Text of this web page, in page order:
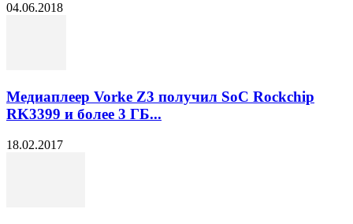
04.06.2018
Медиаплеер Vorke Z3 получил SoC Rockchip
RK3399 и более 3 ГБ...
18.02.2017